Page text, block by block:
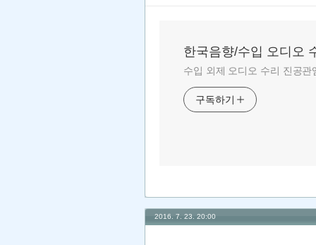
한국음향/수입 오디오
수입 외제 오디오 수리 진공
구독하기
2016. 7. 23. 20:00